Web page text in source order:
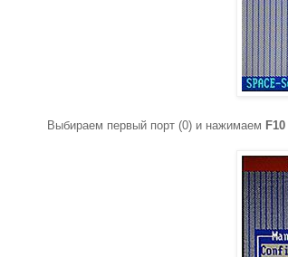
Выбираем первый порт (0) и нажимаем F10